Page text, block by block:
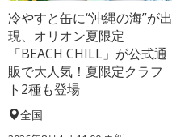
冷やすと缶に“沖縄の海”が出
現、オリオン夏限定
「BEACH CHILL」が公式通
販で大人気！夏限定クラフ
ト2種も登場
全国